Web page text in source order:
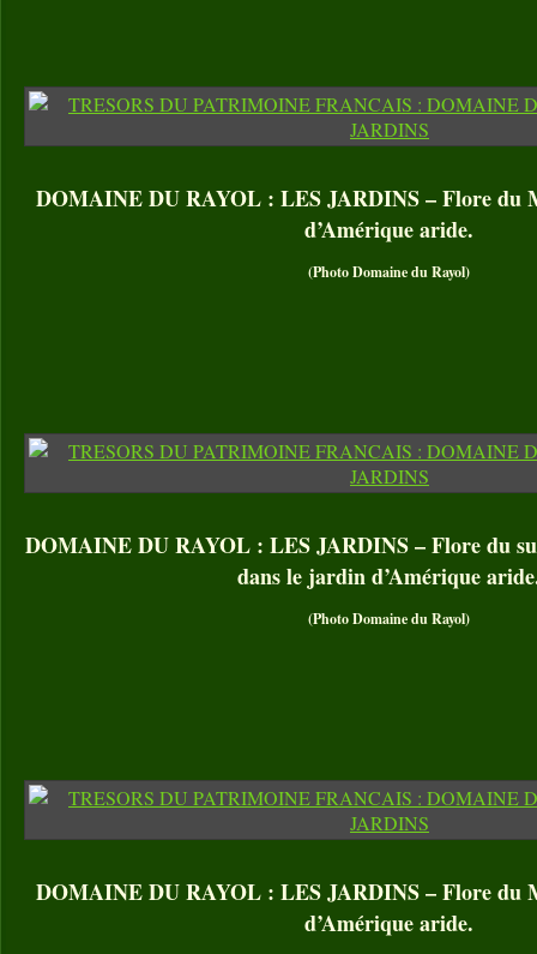
DOMAINE DU RAYOL : LES JARDINS – Flore du
d’Amérique aride.
(Photo Domaine du Rayol)
DOMAINE DU RAYOL : LES JARDINS – Flore du
dans le jardin d’Amérique
(Photo Domaine du Rayol)
DOMAINE DU RAYOL : LES JARDINS – Flore du
d’Amérique aride.